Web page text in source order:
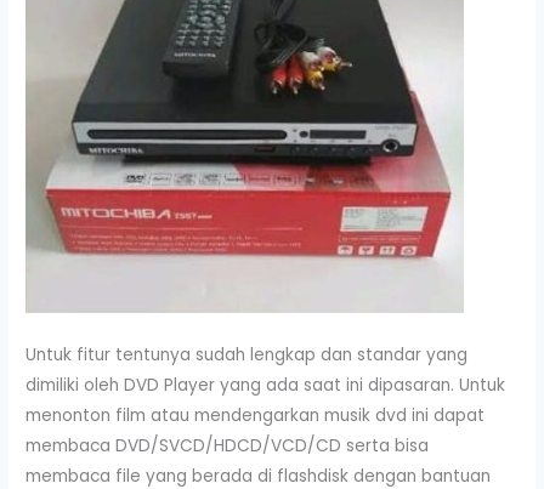
Untuk fitur tentunya sudah lengkap dan standar yang
dimiliki oleh DVD Player yang ada saat ini dipasaran. Untuk
menonton film atau mendengarkan musik dvd ini dapat
membaca DVD/SVCD/HDCD/VCD/CD serta bisa
membaca file yang berada di flashdisk dengan bantuan